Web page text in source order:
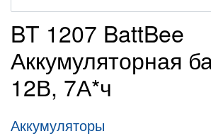
BT 1207 BattBee
Аккумуляторная
12В, 7А*ч
Аккумуляторы